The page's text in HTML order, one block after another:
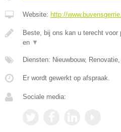
Website: http://
Beste, bij ons kan u terecht voor
en ▼
Diensten: Nieuwbouw,
Er wordt gewerkt op afspraak.
Sociale media: